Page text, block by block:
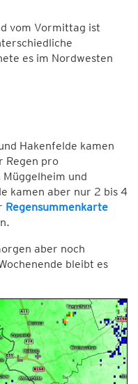
vom Vormittag ist
es im Nordwesten
Hakenfelde kamen
Regen pro
und
kamen aber nur 2 bis 4
Regensummenkarte
aber noch
bleibt es